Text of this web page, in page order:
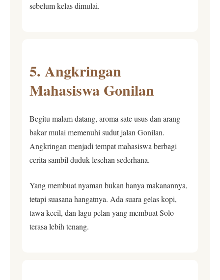
sebelum kelas dimulai.
5. Angkringan
Mahasiswa Gonilan
Begitu malam datang, aroma sate usus dan arang
bakar mulai memenuhi sudut jalan Gonilan.
Angkringan menjadi tempat mahasiswa berbagi
cerita sambil duduk lesehan sederhana.
Yang membuat nyaman bukan hanya makanannya,
tetapi suasana hangatnya. Ada suara gelas kopi,
tawa kecil, dan lagu pelan yang membuat Solo
terasa lebih tenang.